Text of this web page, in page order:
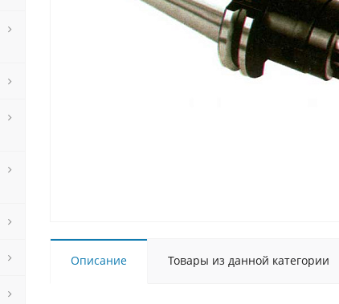
Описание Товары из данной категории